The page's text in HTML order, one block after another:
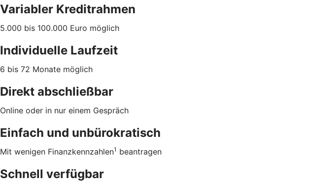
Variabler Kreditrahmen
5.000 bis 100.000 Euro möglich
Individuelle Laufzeit
6 bis 72 Monate möglich
Direkt abschließbar
Online oder in nur einem Gespräch
Einfach und unbürokratisch
Mit wenigen Finanzkennzahlen1 beantragen
Schnell verfügbar